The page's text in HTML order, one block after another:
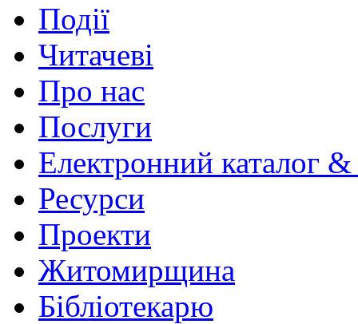
Події
Читачеві
Про нас
Послуги
Електронний каталог
Ресурси
Проекти
Житомирщина
Бібліотекарю